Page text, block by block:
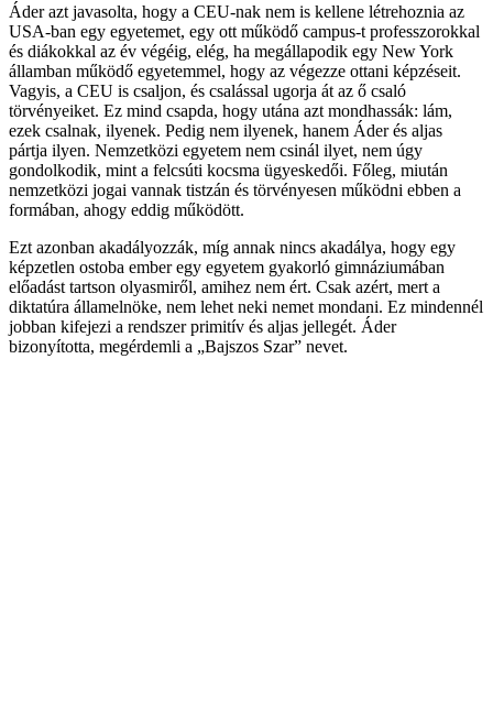
Áder azt javasolta, hogy a CEU-nak nem is kellene létrehoznia az
USA-ban egy egyetemet, egy ott működő campus-t professzorokkal
és diákokkal az év végéig, elég, ha megállapodik egy New York
államban működő egyetemmel, hogy az végezze ottani képzéseit.
Vagyis, a CEU is csaljon, és csalással ugorja át az ő csaló
törvényeiket. Ez mind csapda, hogy utána azt mondhassák: lám,
ezek csalnak, ilyenek. Pedig nem ilyenek, hanem Áder és aljas
pártja ilyen. Nemzetközi egyetem nem csinál ilyet, nem úgy
gondolkodik, mint a felcsúti kocsma ügyeskedői. Főleg, miután
nemzetközi jogai vannak tistzán és törvényesen működni ebben a
formában, ahogy eddig működött.
Ezt azonban akadályozzák, míg annak nincs akadálya, hogy egy
képzetlen ostoba ember egy egyetem gyakorló gimnáziumában
előadást tartson olyasmiről, amihez nem ért. Csak azért, mert a
diktatúra államelnöke, nem lehet neki nemet mondani. Ez mindennél
jobban kifejezi a rendszer primitív és aljas jellegét. Áder
bizonyította, megérdemli a „Bajszos Szar” nevet.